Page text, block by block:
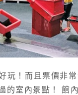
玩！而且票價非
的室內景點！ 館